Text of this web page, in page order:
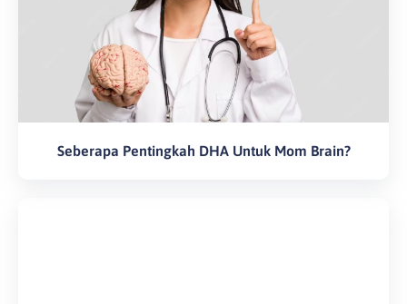
Seberapa Pentingkah DHA Untuk Mom Brain?